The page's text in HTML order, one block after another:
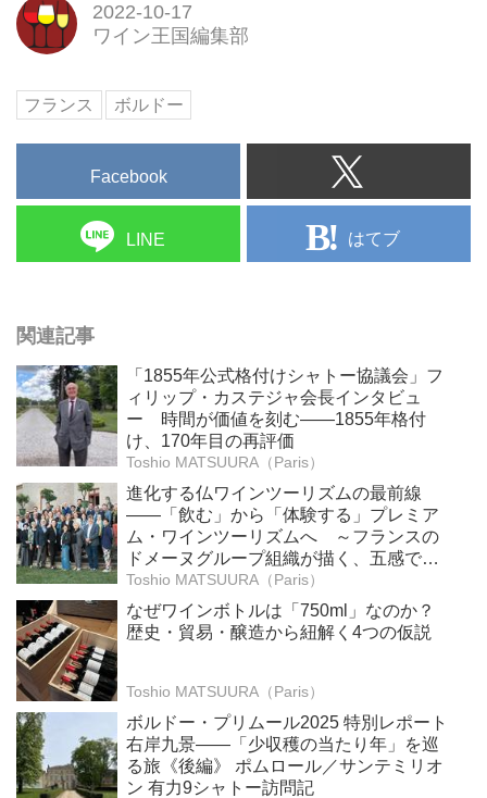
2022-10-17
ワイン王国編集部
フランス ボルドー
Facebook
LINE はてブ
関連記事
「1855年公式格付けシャトー協議会」フ
ィリップ・カステジャ会長インタビュ
ー 時間が価値を刻む——1855年格付
け、170年目の再評価
Toshio MATSUURA（Paris）
進化する仏ワインツーリズムの最前線
――「飲む」から「体験する」プレミア
ム・ワインツーリズムへ ～フランスの
ドメーヌグループ組織が描く、五感で深
掘りする次世代のテロワール体験
Toshio MATSUURA（Paris）
なぜワインボトルは「750ml」なのか？
歴史・貿易・醸造から紐解く4つの仮説
Toshio MATSUURA（Paris）
ボルドー・プリムール2025 特別レポート
右岸九景――「少収穫の当たり年」を巡
る旅《後編》 ポムロール／サンテミリオ
ン 有力9シャトー訪問記